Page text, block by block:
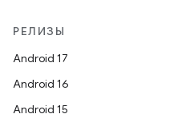
РЕЛИЗЫ
Android 17
Android 16
Android 15